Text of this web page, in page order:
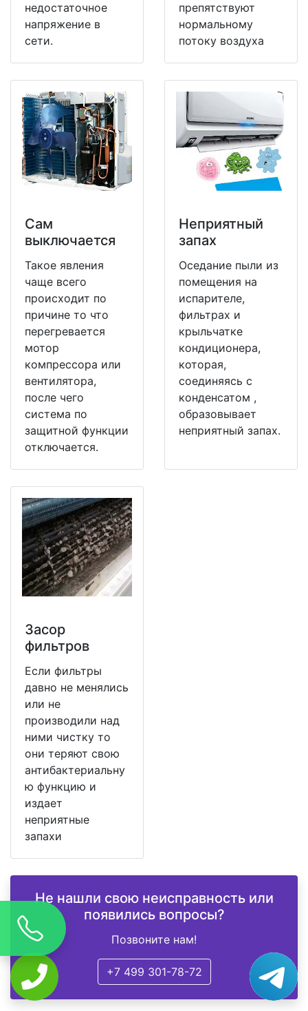
недостаточное
напряжение в
сети.
препятствуют
нормальному
потоку воздуха
Сам
выключается
Такое явления
чаще всего
происходит по
причине то что
перегревается
мотор
компрессора или
вентилятора,
после чего
система по
защитной функции
отключается.
Неприятный
запах
Оседание пыли из
помещения на
испарителе,
фильтрах и
крыльчатке
кондиционера,
которая,
соединяясь с
конденсатом ,
образовывает
неприятный запах.
Засор
фильтров
Если фильтры
давно не менялись
или не
производили над
ними чистку то
они теряют свою
антибактериальну
ю функцию и
издает
неприятные
запахи
Не нашли свою неисправность или
появились вопросы?
Позвоните нам!
+7 499 301-78-72